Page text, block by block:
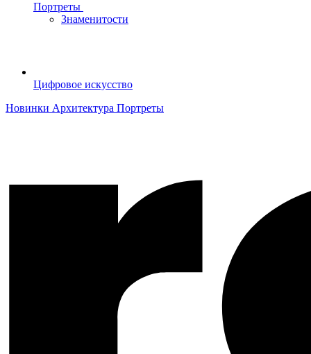
Портреты
Знаменитости
Цифровое искусство
Новинки Архитектура Портреты